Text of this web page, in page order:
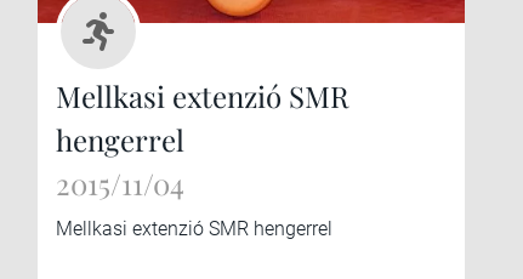
Mellkasi extenzió SMR
hengerrel
2015/11/04
Mellkasi extenzió SMR hengerrel